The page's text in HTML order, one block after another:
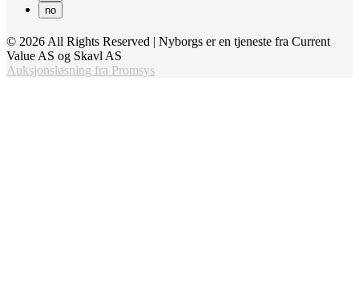
no
© 2026 All Rights Reserved | Nyborgs er en tjeneste fra Current
Value AS og Skavl AS
Auksjonsløsning fra Promsys